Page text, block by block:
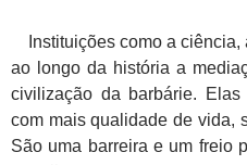
Instituições como a ciência,
ao longo da história a
civilização da barbárie.
com mais qualidade de vida,
São uma barreira e um freio